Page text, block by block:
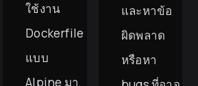
ใช้งาน
Dockerfile
แบบ
Alpine มา
และหาข้อ
ผิดพลาด
หรือหา